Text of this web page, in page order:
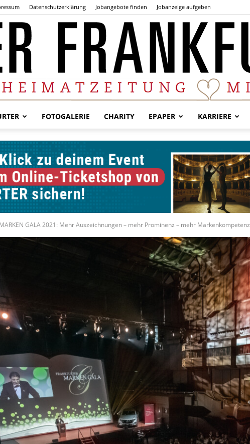
Datenschutzerklärung Jobangebote finden Jobanzeige aufgeben
Frankfurter
FOTOGALERIE CHARITY EPAPER KARRIERE
MARKEN GALA 2021: Mehr Auszeichnungen – mehr Prominenz – mehr Markenkompetenz